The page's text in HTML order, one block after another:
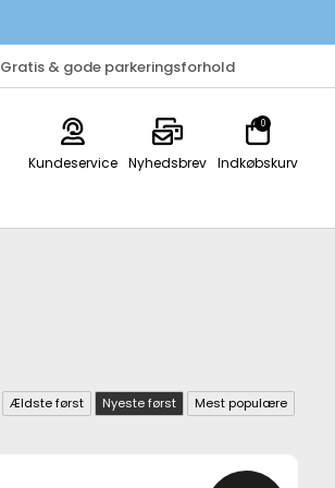
Gratis & gode parkeringsforhold
Kundeservice Nyhedsbrev Indkøbskurv
0
Ældste først Nyeste først Mest populære